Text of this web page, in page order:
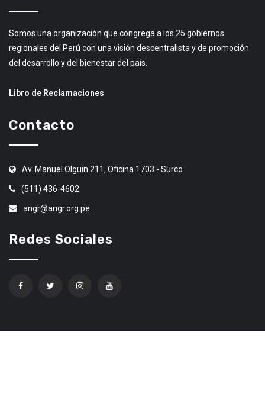
Somos una organización que congrega a los 25 gobiernos
regionales del Perú con una visión descentralista y de promoción
del desarrollo y del bienestar del país.
Libro de Reclamaciones
Contacto
Av. Manuel Olguin 211, Oficina 1703 - Surco
(511) 436-4602
angr@angr.org.pe
Redes Sociales